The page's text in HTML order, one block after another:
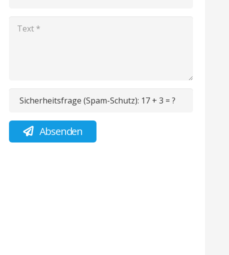
Sicherheitsfrage (Spam-Schutz): 17 + 3 = ?
Absenden